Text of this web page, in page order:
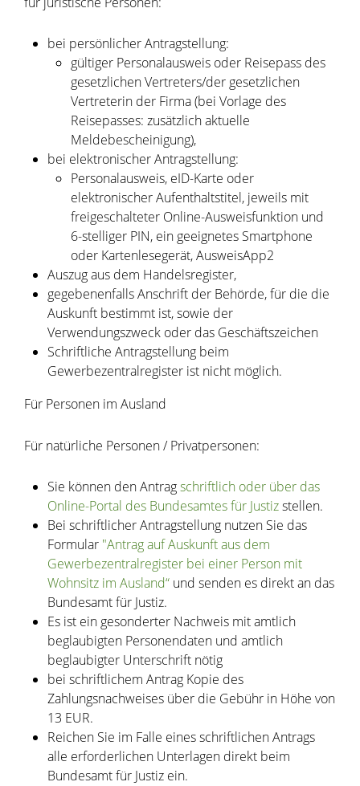
bei persönlicher Antragstellung:
gültiger Personalausweis oder Reisepass des
gesetzlichen Vertreters/der gesetzlichen
Vertreterin der Firma (bei Vorlage des
Reisepasses: zusätzlich aktuelle
Meldebescheinigung),
bei elektronischer Antragstellung:
Personalausweis, eID-Karte oder
elektronischer Aufenthaltstitel, jeweils mit
freigeschalteter Online-Ausweisfunktion und
6-stelliger PIN, ein geeignetes Smartphone
oder Kartenlesegerät, AusweisApp2
Auszug aus dem Handelsregister,
gegebenenfalls Anschrift der Behörde, für die die
Auskunft bestimmt ist, sowie der
Verwendungszweck oder das Geschäftszeichen
Schriftliche Antragstellung beim
Gewerbezentralregister ist nicht möglich.
Für Personen im Ausland
Für natürliche Personen / Privatpersonen:
Sie können den Antragschriftlich oder über das
Online-Portal des Bundesamtes für Justizstellen.
Bei schriftlicher Antragstellung nutzen Sie das
Formular "Antrag auf Auskunft aus dem
Gewerbezentralregister bei einer Person mit
Wohnsitz im Ausland“ und senden es direkt an das
Bundesamt für Justiz.
Es ist ein gesonderter Nachweis mit amtlich
beglaubigten Personendaten und amtlich
beglaubigter Unterschrift nötig
bei schriftlichem Antrag Kopie des
Zahlungsnachweises über die Gebühr in Höhe von
13 EUR.
Reichen Sie im Falle eines schriftlichen Antrags
alle erforderlichen Unterlagen direkt beim
Bundesamt für Justiz ein.